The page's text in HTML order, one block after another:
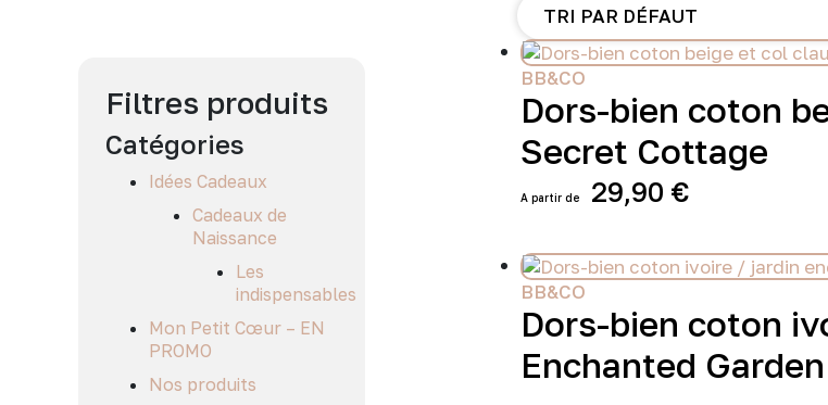
Filtres produits
Catégories
Idées Cadeaux
Cadeaux de
Naissance
Les
indispensables
Mon Petit Cœur – EN
PROMO
Nos produits
BB&CO
Dors-bien coton
Secret Cottage
29,90 €
a
plusieurs
variations.
Les
options
peuvent
BB&CO
Dors-bien coton
Enchanted Garden